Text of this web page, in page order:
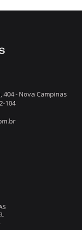
- Nova Campinas
104